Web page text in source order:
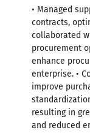
• Managed
contracts,
collaborated
procurement
enhance
enterprise. •
improve
resulting in
and reduced